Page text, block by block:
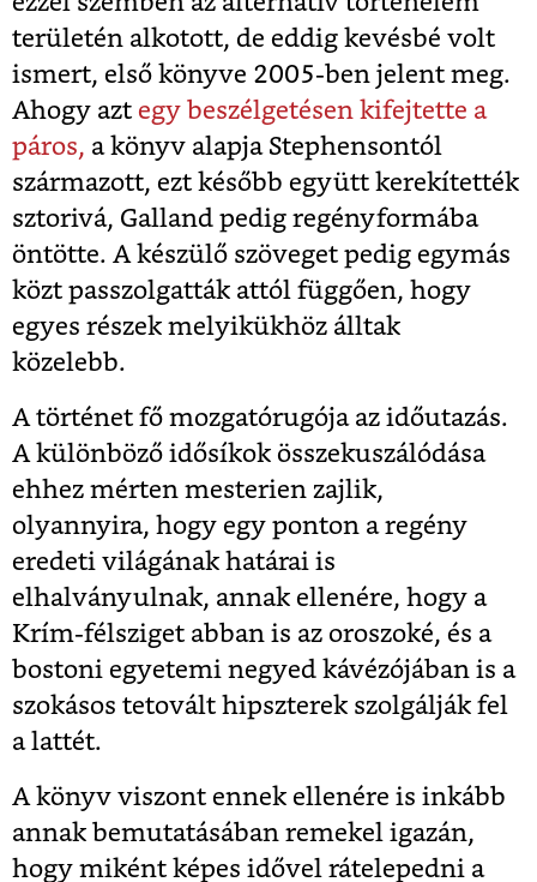
területén alkotott, de eddig kevésbé volt
ismert, első könyve 2005-ben jelent meg.
Ahogy azt egy beszélgetésen kifejtette a
páros, a könyv alapja Stephensontól
származott, ezt később együtt kerekítették
sztorivá, Galland pedig regényformába
öntötte. A készülő szöveget pedig egymás
közt passzolgatták attól függően, hogy
egyes részek melyikükhöz álltak
közelebb.
A történet fő mozgatórugója az időutazás.
A különböző idősíkok összekuszálódása
ehhez mérten mesterien zajlik,
olyannyira, hogy egy ponton a regény
eredeti világának határai is
elhalványulnak, annak ellenére, hogy a
Krím-félsziget abban is az oroszoké, és a
bostoni egyetemi negyed kávézójában is a
szokásos tetovált hipszterek szolgálják fel
a lattét.
A könyv viszont ennek ellenére is inkább
annak bemutatásában remekel igazán,
hogy miként képes idővel rátelepedni a